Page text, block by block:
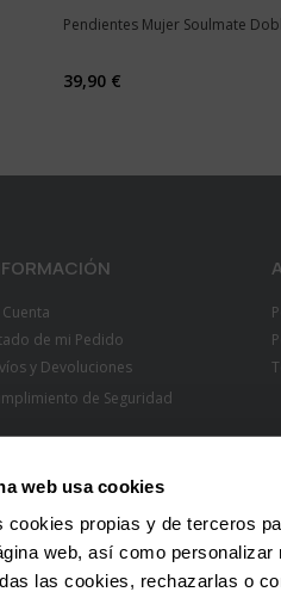
web usa cookies
cookies propias y de terceros
web, así como
las cookies, rechazarlas o
Pendientes Mujer Soulmate
39,90 €
Cuenta
de mi Pedido
y Devoluciones
de Seguridad